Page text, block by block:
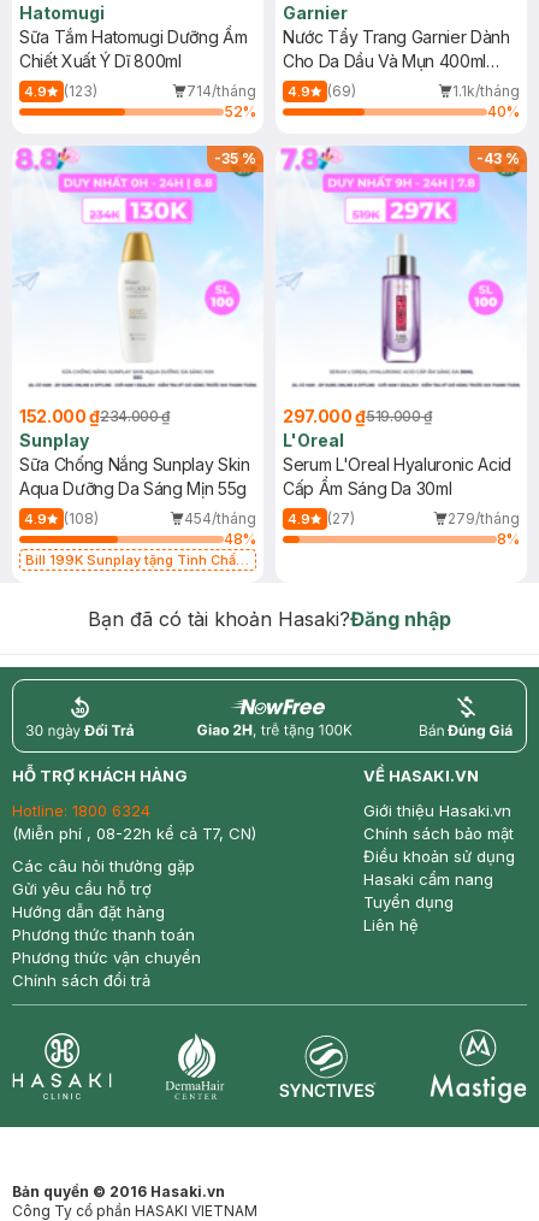
Hatomugi
Sữa Tắm Hatomugi Dưỡng Ẩm
Chiết Xuất Ý Dĩ 800ml
4.9 (123)
714/tháng
52%
Garnier
Nước Tẩy Trang Garnier Dành
Cho Da Dầu Và Mụn 400ml
(Mới)
4.9 (69)
1.1k/tháng
40%
-35%
152.000 ₫234.000 ₫
Sunplay
Sữa Chống Nắng Sunplay Skin
Aqua Dưỡng Da Sáng Mịn 55g
4.9 (108)
454/tháng
48%
Bill 199K Sunplay tặng Tinh Chất
-43%
297.000 ₫519.000 ₫
L'Oreal
Serum L'Oreal Hyaluronic Acid
Cấp Ẩm Sáng Da 30ml
4.9 (27)
279/tháng
8%
Bạn đã có tài khoản Hasaki?Đăng nhập
return nowfree price
HỖ TRỢ KHÁCH HÀNG
Hotline: 1800 6324
(Miễn phí , 08-22h kể cả T7, CN)
Các câu hỏi thường gặp
Gửi yêu cầu hỗ trợ
Hướng dẫn đặt hàng
Phương thức thanh toán
Phương thức vận chuyển
Chính sách đổi trả
VỀ HASAKI.VN
Giới thiệu Hasaki.vn
Chính sách bảo mật
Điều khoản sử dụng
Hasaki cẩm nang
Tuyển dụng
Liên hệ
Bản quyền © 2016 Hasaki.vn
Công Ty cổ phần HASAKI VIETNAM